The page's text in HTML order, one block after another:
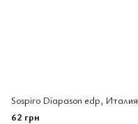
Sospiro Diapason edp, Италия
62 грн